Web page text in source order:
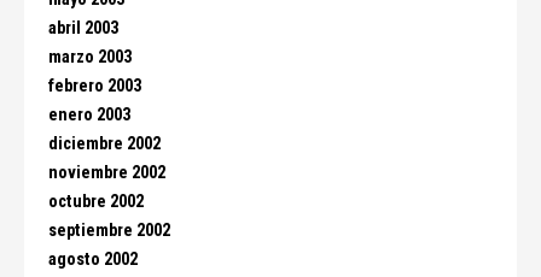
abril 2003
marzo 2003
febrero 2003
enero 2003
diciembre 2002
noviembre 2002
octubre 2002
septiembre 2002
agosto 2002